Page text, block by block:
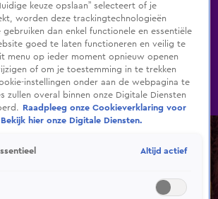
Programma's De Bondgenoten
Shop
keuze opslaan” selecteert of je
worden deze trackingtechnologieën
gebruiken dan enkel functionele en essentiële
goed te laten functioneren en veilig te
menu op ieder moment opnieuw openen
of om je toestemming in te trekken
instellingen onder aan de webpagina te
zullen overal binnen onze Digitale Diensten
Raadpleeg onze Cookieverklaring voor
Bekijk hier onze Digitale Diensten.
Altijd actief